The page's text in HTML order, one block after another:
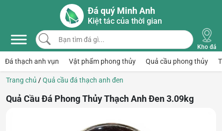
Skip to main content
Đá quý Minh Anh
Kiệt tác của thời gian
Bạn tìm đá gì...
Kho đá
Đá thạch anh vụn Vật phẩm phong thủy Quả cầu phong thủy
Trang chủ /Quả cầu đá thạch anh đen
Quả Cầu Đá Phong Thủy Thạch Anh Đen 3.09kg